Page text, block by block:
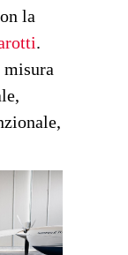
la
.
misura